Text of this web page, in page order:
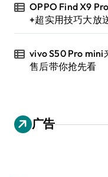
OPPO Find X9
+超实用技巧大放
vivo S50 Pro mini
售后带你抢先看
广告